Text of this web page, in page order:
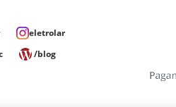
eletrolar
/blog